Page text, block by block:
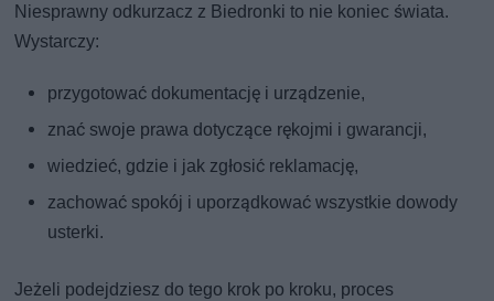
Niesprawny odkurzacz z Biedronki to nie koniec świata.
Wystarczy:
przygotować dokumentację i urządzenie,
znać swoje prawa dotyczące rękojmi i gwarancji,
wiedzieć, gdzie i jak zgłosić reklamację,
zachować spokój i uporządkować wszystkie dowody
usterki.
Jeżeli podejdziesz do tego krok po kroku, proces